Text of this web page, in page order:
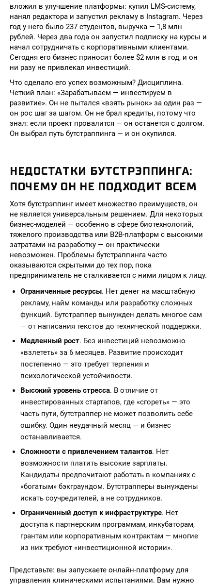
вложил в улучшение платформы: купил LMS-систему,
нанял редактора и запустил рекламу в Instagram. Через
год у него было 237 студентов, выручка — 1,8 млн
рублей. Через два года он запустил подписку на курсы и
начал сотрудничать с корпоративными клиентами.
Сегодня его бизнес приносит более $2 млн в год, и он
ни разу не привлекал инвестиций.
Что сделало его успех возможным? Дисциплина.
Четкий план: «Зарабатываем — инвестируем в
развитие». Он не пытался «взять рынок» за один раз —
он рос шаг за шагом. Он не брал кредиты, потому что
знал: если проект провалится — он останется с долгом.
Он выбрал путь бутстраппинга — и он окупился.
НЕДОСТАТКИ БУТСТРЭППИНГА:
ПОЧЕМУ ОН НЕ ПОДХОДИТ ВСЕМ
Хотя бутстрэппинг имеет множество преимуществ, он
не является универсальным решением. Для некоторых
бизнес-моделей — особенно в сфере биотехнологий,
тяжелого производства или B2B-платформ с высокими
затратами на разработку — он практически
невозможен. Проблемы бутстраппинга часто
оказываются скрытыми до тех пор, пока
предприниматель не сталкивается с ними лицом к лицу.
Ограниченные ресурсы. Нет денег на масштабную
рекламу, найм команды или разработку сложных
функций. Бутстраппер вынужден делать многое сам
— от написания текстов до технической поддержки.
Медленный рост. Без инвестиций невозможно
«взлететь» за 6 месяцев. Развитие происходит
постепенно — это требует терпения и
психологической устойчивости.
Высокий уровень стресса. В отличие от
инвестированных стартапов, где «сгореть» — это
часть пути, бутстраппер не может позволить себе
ошибку. Один неудачный месяц — и бизнес
останавливается.
Сложности с привлечением талантов. Нет
возможности платить высокие зарплаты.
Кандидаты предпочитают работать в компаниях с
«богатым» бэкграундом. Бутстрапперы вынуждены
искать соучредителей, а не сотрудников.
Ограниченный доступ к инфраструктуре. Нет
доступа к партнерским программам, инкубаторам,
грантам или корпоративным контрактам — многие
из них требуют «инвестиционной истории».
Представьте: вы запускаете онлайн-платформу для
управления клиническими испытаниями. Вам нужно